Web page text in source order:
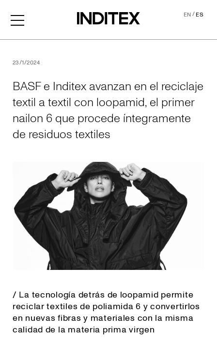
EN/ES
23/1/2024
BASF e Inditex avanzan en el reciclaje
textil a textil con loopamid, el primer
nailon 6 que procede íntegramente
de residuos textiles
/ La tecnología detrás de loopamid permite
reciclar textiles de poliamida 6 y convertirlos
en nuevas fibras y materiales con la misma
calidad de la materia prima virgen